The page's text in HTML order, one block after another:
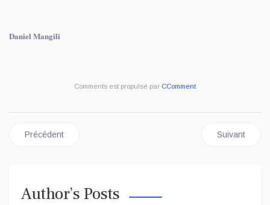
Daniel Mangili
Comments est propulsé par CComment
Article précédent : DOHA: NOUVEAU REPORT DES
Précédent Article
Suivant
Author’s Posts